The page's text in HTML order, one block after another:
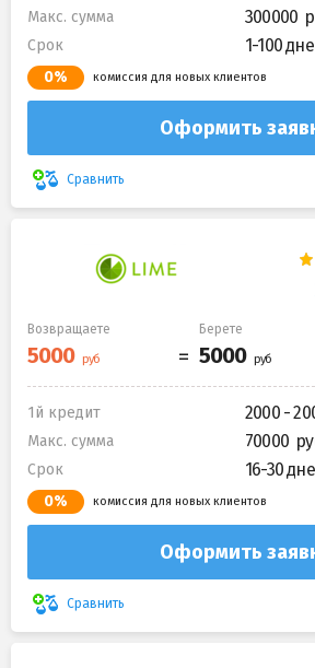
Макс. сумма 300000
Срок 1-100
0% комиссия для новых клиентов
Оформить
Сравнить
Возвращаете Берете
1й кредит 2000 -
Макс. сумма 70000
Срок 16-30
0% комиссия для новых клиентов
Оформить
Сравнить